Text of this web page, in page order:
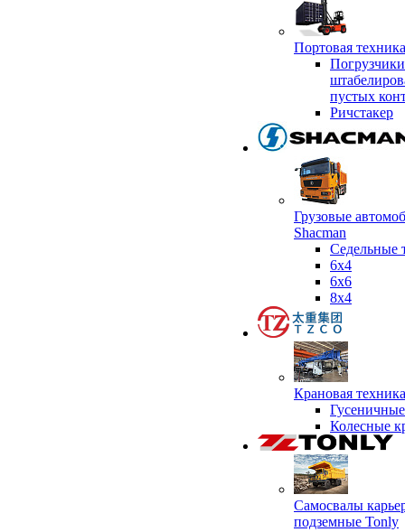
Портовая
пустых
Ричстакер
Грузовые
Shacman
Седельные
6х4
6x6
8x4
Крановая
Колесные
Самосвалы
подземные Tonly